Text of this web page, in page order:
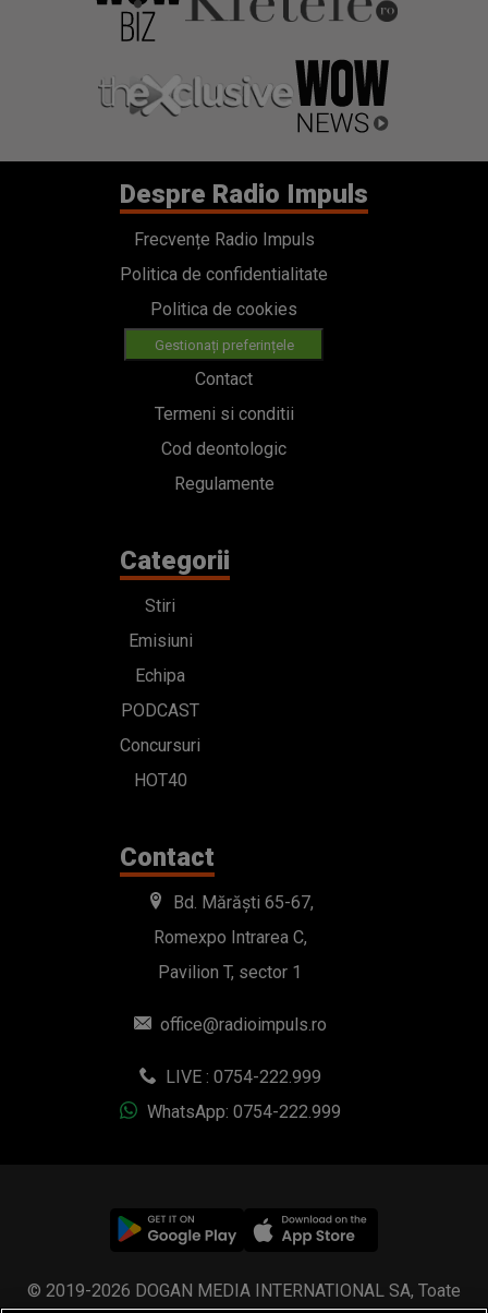
Despre Radio Impuls
Frecvențe Radio Impuls
Politica de confidentialitate
Politica de cookies
Gestionați preferințele
Contact
Termeni si conditii
Cod deontologic
Regulamente
Categorii
Stiri
Emisiuni
Echipa
PODCAST
Concursuri
HOT40
Contact
Bd. Mărăști 65-67,
Romexpo Intrarea C,
Pavilion T, sector 1
office@radioimpuls.ro
LIVE : 0754-222.999
WhatsApp: 0754-222.999
© 2019-2026 DOGAN MEDIA INTERNATIONAL SA, Toate